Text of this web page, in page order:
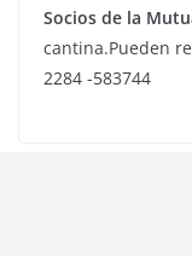
Socios de la
cantina.Pueden
2284 -583744